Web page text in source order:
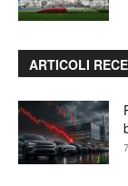
ARTICOLI